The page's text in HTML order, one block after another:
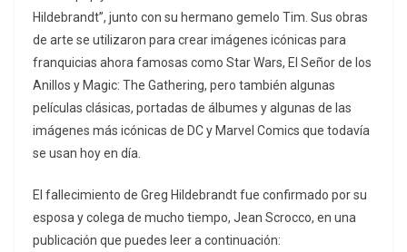
Hildebrandt”, junto con su hermano gemelo Tim. Sus obras
de arte se utilizaron para crear imágenes icónicas para
franquicias ahora famosas como Star Wars, El Señor de los
Anillos y Magic: The Gathering, pero también algunas
películas clásicas, portadas de álbumes y algunas de las
imágenes más icónicas de DC y Marvel Comics que todavía
se usan hoy en día.
El fallecimiento de Greg Hildebrandt fue confirmado por su
esposa y colega de mucho tiempo, Jean Scrocco, en una
publicación que puedes leer a continuación: